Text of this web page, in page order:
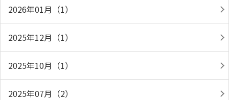
2026年01月（1）
2025年12月（1）
2025年10月（1）
2025年07月（2）